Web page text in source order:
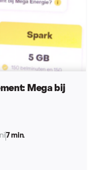
Mega bij
7 min.